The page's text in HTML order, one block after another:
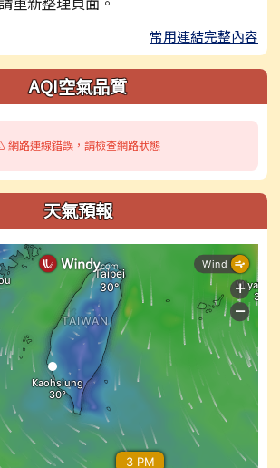
常用連結完整內容
AQI空氣品質
網路連線錯誤，請檢查網路狀態
天氣預報